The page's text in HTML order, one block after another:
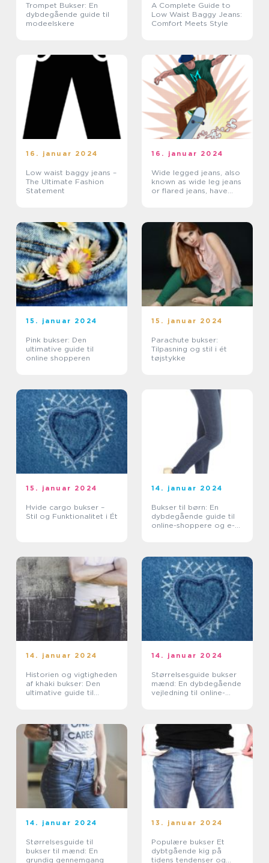
Trompet Bukser: En
dybdegående guide til
modeelskere
A Complete Guide to
Low Waist Baggy Jeans:
Comfort Meets Style
16. januar 2024
Low waist baggy jeans –
The Ultimate Fashion
Statement
16. januar 2024
Wide legged jeans, also
known as wide leg jeans
or flared jeans, have
15. januar 2024
Pink bukser: Den
ultimative guide til
online shopperen
15. januar 2024
Parachute bukser:
Tilpasning og stil i ét
tøjstykke
15. januar 2024
Hvide cargo bukser –
Stil og Funktionalitet i Ét
14. januar 2024
Bukser til børn: En
dybdegående guide til
online-shoppere og e-
14. januar 2024
Historien og vigtigheden
af khaki bukser: Den
ultimative guide til
14. januar 2024
Størrelsesguide bukser
mænd: En dybdegående
vejledning til online-
14. januar 2024
Størrelsesguide til
bukser til mænd: En
grundig gennemgang
13. januar 2024
Populære bukser Et
dybtgående kig på
tidens tendenser og